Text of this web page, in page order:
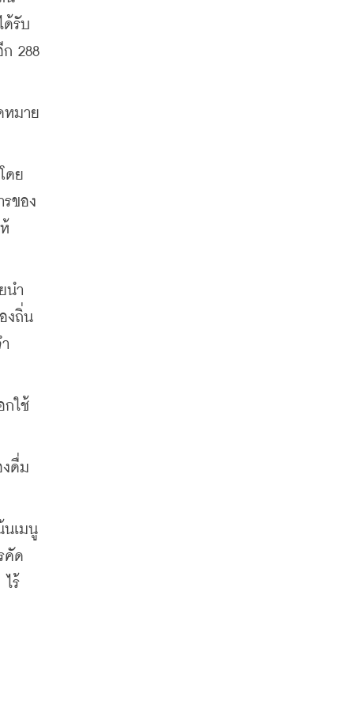
ด้รับ
288
หมาย
ดย
ของ
นำ
งถิ่น
กใช้
ดื่ม
เมนู
คัด
ไร้